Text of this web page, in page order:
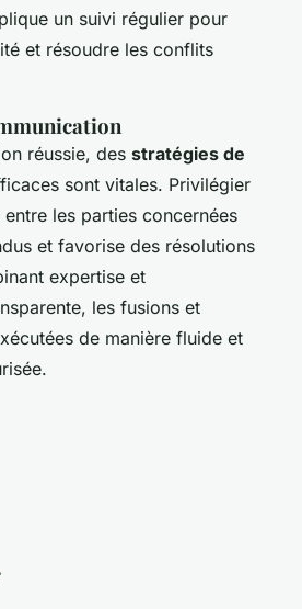
un suivi régulier pour
et résoudre les conflits
réussie, des stratégies de
sont vitales. Privilégier
les parties concernées
et favorise des résolutions
expertise et
les fusions et
de manière fluide et